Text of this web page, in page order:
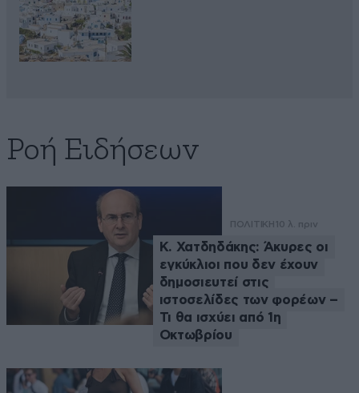
Ροή Ειδήσεων
ΠΟΛΙΤΙΚΗ 10 λ. πριν
Κ. Χατδηδάκης: Άκυρες οι
εγκύκλιοι που δεν έχουν
δημοσιευτεί στις
ιστοσελίδες των φορέων –
Τι θα ισχύει από 1η
Οκτωβρίου